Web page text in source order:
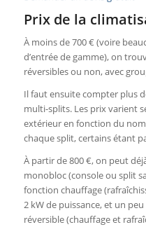
Prix de la
À moins de 700 € (voire
d’entrée de gamme), on
réversibles ou non, avec
Il faut ensuite compter plus
multi-splits. Les prix varient
extérieur en fonction du
chaque split, certains étant
À partir de 800 €, on peut
monobloc (console ou split
fonction chauffage
2 kW de puissance, et un
réversible (chauffage et